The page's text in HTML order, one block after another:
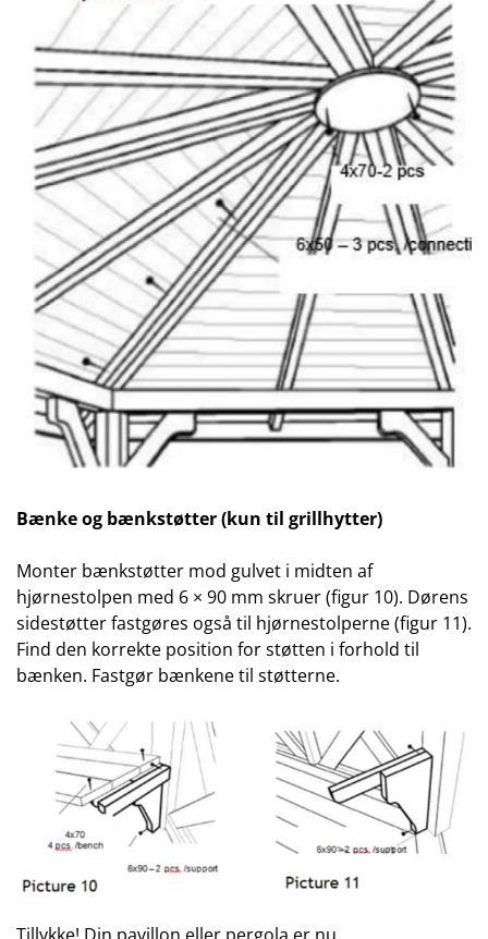
Bænke og bænkstøtter (kun til grillhytter)
Monter bænkstøtter mod gulvet i midten af
hjørnestolpen med 6 × 90 mm skruer (figur 10). Dørens
sidestøtter fastgøres også til hjørnestolperne (figur 11).
Find den korrekte position for støtten i forhold til
bænken. Fastgør bænkene til støtterne.